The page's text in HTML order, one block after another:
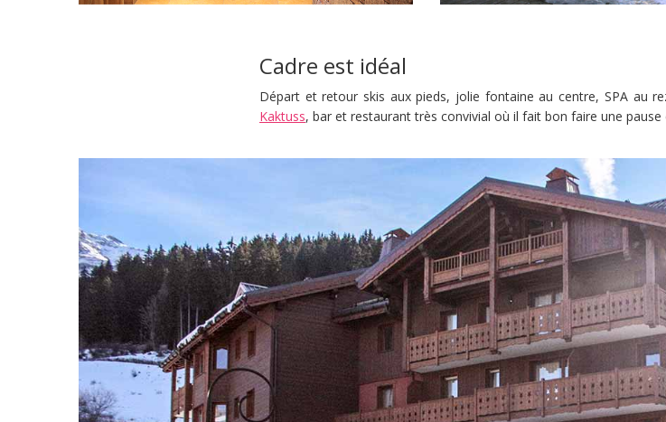
Cadre est idéal
Départ et retour skis aux pieds, jolie fontaine au centre, SPA au
Kaktuss, bar et restaurant très convivial où il fait bon faire une pause